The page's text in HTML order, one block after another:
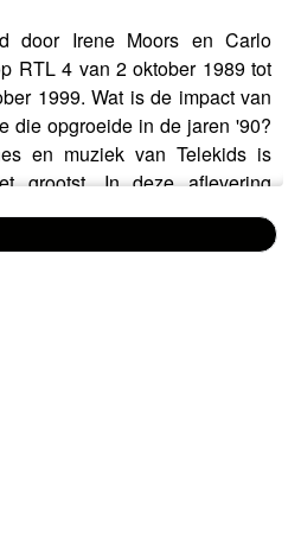
door Irene Moors en Carlo
RTL 4 van 2 oktober 1989 tot
1999. Wat is de impact van
die opgroeide in de jaren '90?
en muziek van Telekids is
grootst. In deze aflevering
Wat maakte de muziek
Hoor je stiekem een beetje